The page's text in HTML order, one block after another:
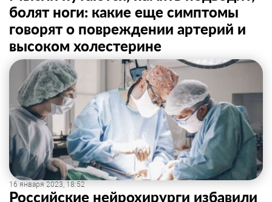
болят ноги: какие еще симптомы
говорят о повреждении артерий и
высоком холестерине
16 января 2023, 18:52
Российские нейрохирурги избавили